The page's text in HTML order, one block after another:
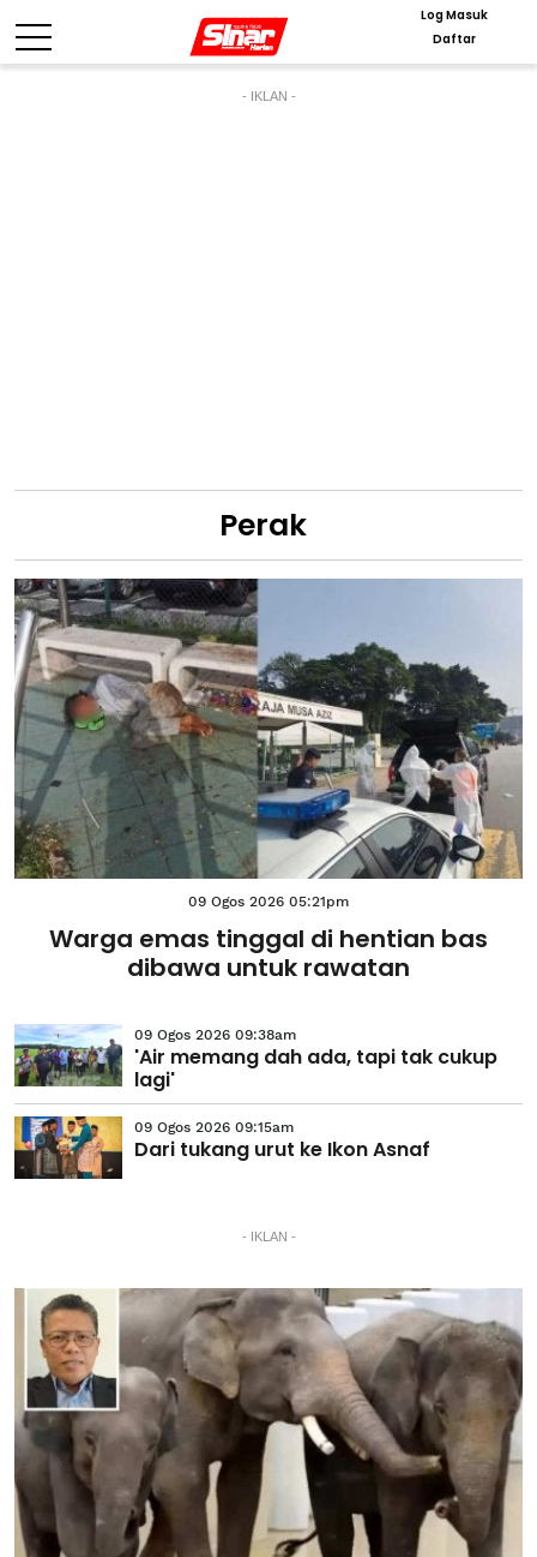
Log Masuk
Daftar
- IKLAN -
Perak
09 Ogos 2026 05:21pm
Warga emas tinggal di hentian bas
dibawa untuk rawatan
09 Ogos 2026 09:38am
'Air memang dah ada, tapi tak cukup
lagi'
09 Ogos 2026 09:15am
Dari tukang urut ke Ikon Asnaf
- IKLAN -